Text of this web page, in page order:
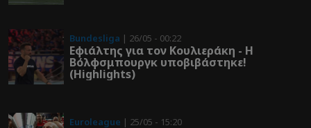
Bundesliga | 26/05 - 00:22
Εφιάλτης για τον Κουλιεράκη - Η
Βόλφσμπουργκ υποβιβάστηκε!
(Highlights)
Euroleague | 25/05 - 15:20